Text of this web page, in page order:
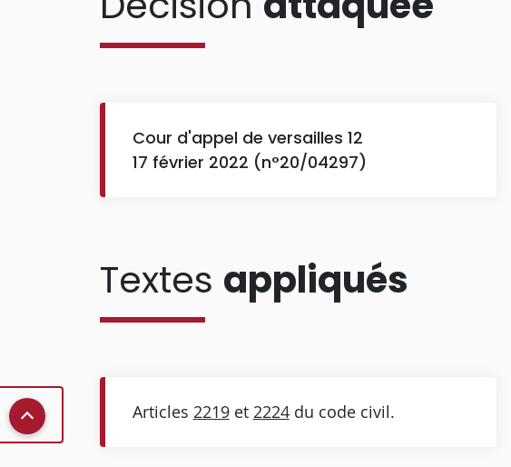
Cour d'appel de versailles 12
17 février 2022 (n°20/04297)
Textes appliqués
Articles 2219et 2224du code civil.